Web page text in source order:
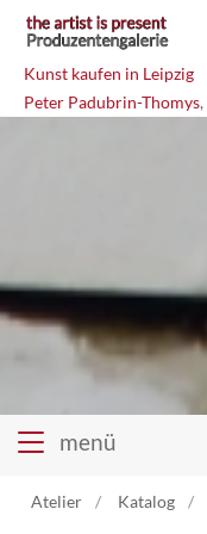
Kunst kaufen in Leipzig
Peter Padubrin-Thomys,
menü
Atelier Katalog